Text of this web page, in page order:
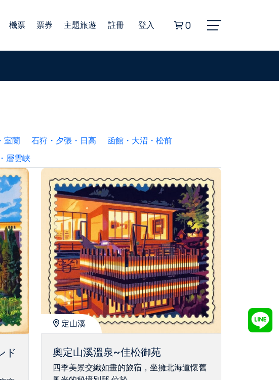
機
文司機
機
機
機
22人座小型巴士
機票 票券 主題旅遊 註冊 登入 0
室蘭 石狩・夕張・日高
函館・大沼・松前
層雲峡
ド
定山溪
奧定山溪溫泉~佳松御苑
四季美景交織如畫的旅宿，坐擁北海道懷舊